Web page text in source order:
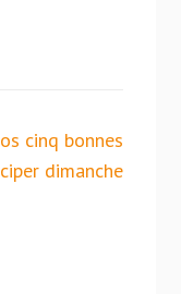
cinq bonnes
dimanche